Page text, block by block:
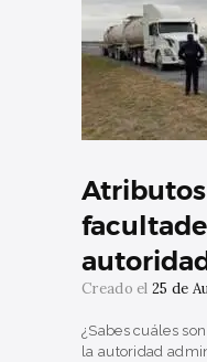
Creado el 25 de
¿Sabes cuáles
la autoridad